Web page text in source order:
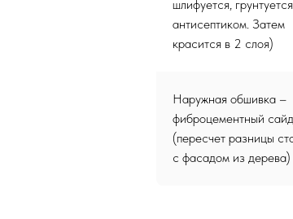
шлифуется, грунтуется
антисептиком. Затем
красится в 2 слоя)
Наружная обшивка –
фиброцементный
(пересчет разницы
с фасадом из дерева)